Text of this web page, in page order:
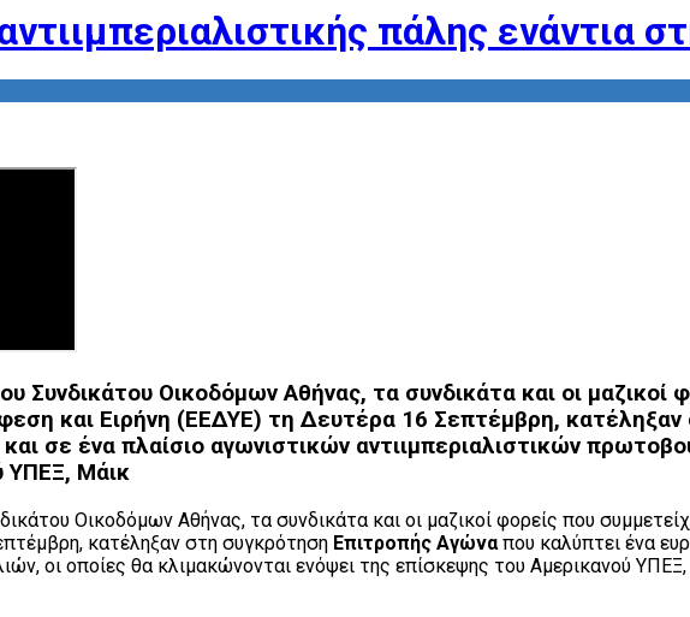
πάλης ενάντια
Συνδικάτου Οικοδόμων Αθήνας, τα συνδικάτα και οι
και Ειρήνη (ΕΕΔΥΕ) τη Δευτέρα 16 Σεπτέμβρη,
σε ένα πλαίσιο αγωνιστικών αντιιμπεριαλιστικών
ΥΠΕΞ, Μάικ
Οικοδόμων Αθήνας, τα συνδικάτα και οι μαζικοί φορείς που
κατέληξαν στη συγκρότηση Επιτροπής Αγώναπου καλύπτει ένα
οι οποίες θα κλιμακώνονται ενόψει της επίσκεψης του Αμερικανού ΥΠΕΞ,